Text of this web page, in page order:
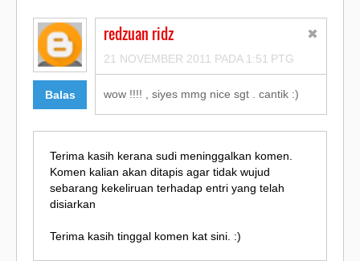
Balas
redzuan ridz
21 NOVEMBER 2011 PADA 1:51 PTG
wow !!!! , siyes mmg nice sgt . cantik :)
Terima kasih kerana sudi meninggalkan komen.
Komen kalian akan ditapis agar tidak wujud
sebarang kekeliruan terhadap entri yang telah
disiarkan
Terima kasih tinggal komen kat sini. :)